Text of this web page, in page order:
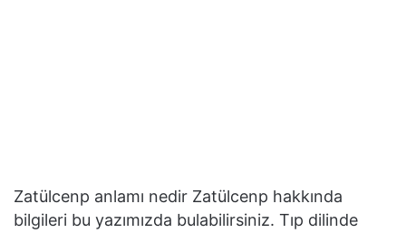
Zatülcenp anlamı nedir Zatülcenp hakkında
bilgileri bu yazımızda bulabilirsiniz. Tıp dilinde